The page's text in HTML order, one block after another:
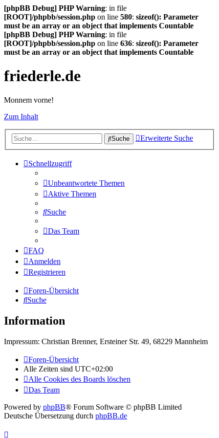
[phpBB Debug] PHP Warning: in file
[ROOT]/phpbb/session.php on line 580: sizeof(): Parameter
must be an array or an object that implements Countable
[phpBB Debug] PHP Warning: in file
[ROOT]/phpbb/session.php on line 636: sizeof(): Parameter
must be an array or an object that implements Countable
friederle.de
Monnem vorne!
Zum Inhalt
Suche Erweiterte Suche
Schnellzugriff
Unbeantwortete Themen
Aktive Themen
Suche
Das Team
FAQ
Anmelden
Registrieren
Foren-Übersicht
Suche
Information
Impressum: Christian Brenner, Ersteiner Str. 49, 68229 Mannheim
Foren-Übersicht
Alle Zeiten sind UTC+02:00
Alle Cookies des Boards löschen
Das Team
Powered by phpBB® Forum Software © phpBB Limited
Deutsche Übersetzung durch phpBB.de